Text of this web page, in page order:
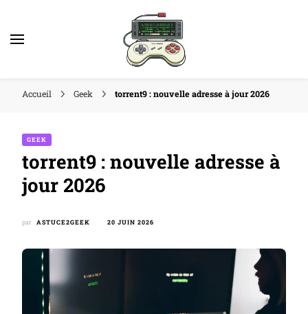
Accueil Geek torrent9 : nouvelle adresse à jour 2026
GEEK
torrent9 : nouvelle adresse à
jour 2026
par ASTUCE2GEEK 20 JUIN 2026